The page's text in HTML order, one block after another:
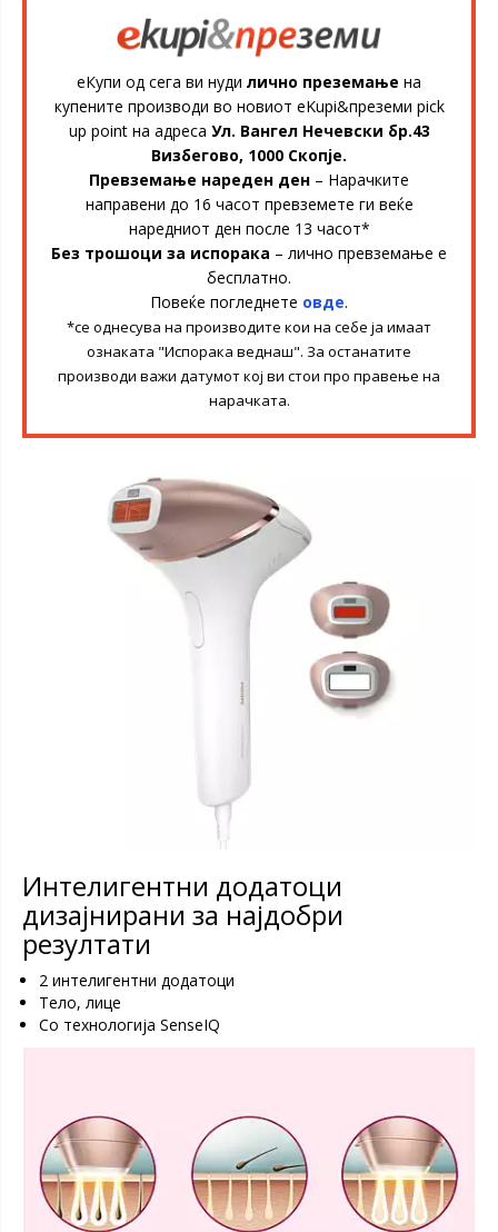
еКупи од сега ви нуди лично преземање на
купените производи во новиот eKupi&преземи pick
up point на адреса Ул. Вангел Нечевски бр.43
Визбегово, 1000 Скопје.
Превземање нареден ден – Нарачките
направени до 16 часот превземете ги веќе
наредниот ден после 13 часот*
Без трошоци за испорака – лично превземање е
бесплатно.
Повеќе погледнете овде.
*се однесува на производите кои на себе ја имаат
ознаката "Испорака веднаш". За останатите
производи важи датумот кој ви стои про правење на
нарачката.
Интелигентни додатоци
дизајнирани за најдобри
резултати
2 интелигентни додатоци
Тело, лице
Со технологија SenseIQ